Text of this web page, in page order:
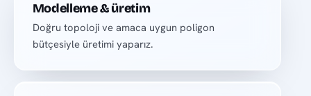
Modelleme & üretim
Doğru topoloji ve amaca uygun poligon
bütçesiyle üretimi yaparız.